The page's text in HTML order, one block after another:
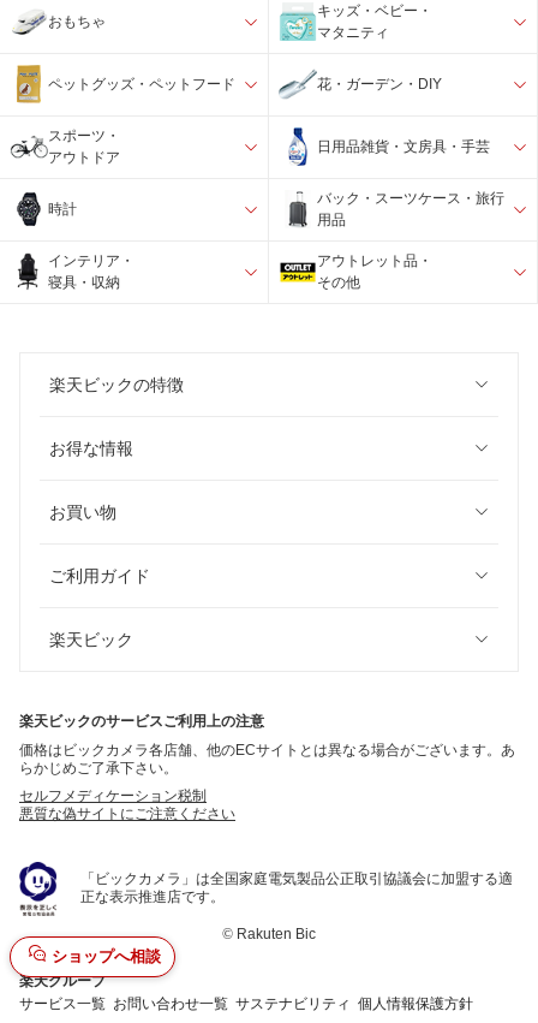
ショップへ相談
おもちゃ
キッズ・ベビー・
マタニティ
ペットグッズ・ペットフード 花・ガーデン・DIY
スポーツ・
アウトドア
日用品雑貨・文房具・手芸
時計
バック・スーツケース・旅行
用品
インテリア・
寝具・収納
アウトレット品・
その他
楽天ビックの特徴
お得な情報
お買い物
ご利用ガイド
楽天ビック
楽天ビックのサービスご利用上の注意
価格はビックカメラ各店舗、他のECサイトとは異なる場合がございます。あ
らかじめご了承下さい。
セルフメディケーション税制
悪質な偽サイトにご注意ください
「ビックカメラ」は全国家庭電気製品公正取引協議会に加盟する適
正な表示推進店です。
© Rakuten Bic
楽天グループ
サービス一覧 お問い合わせ一覧 サステナビリティ 個人情報保護方針